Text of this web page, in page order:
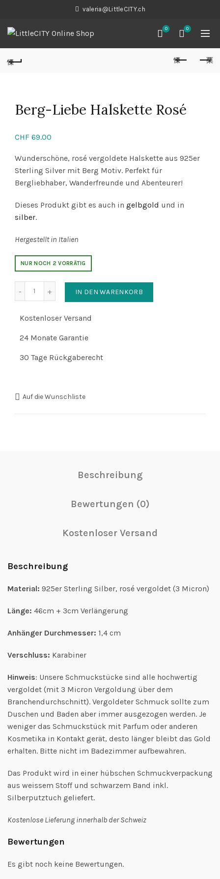
valeria@LittleCITY.ch
0 0
Berg-Liebe Halskette Rosé
CHF 69.00
Wunderschöne, rosé vergoldete Halskette aus 925er
Sterling Silver mit Berg Motiv. Perfekt für
Bergliebhaber, Wanderfreunde und Abenteurer!
Dieses Produkt gibt es auch in gelbgold und in
silber.
Hergestellt in Italien
NUR NOCH 2 VORRÄTIG
IN DEN WARENKORB
Kostenloser Versand
24 Monate Garantie
30 Tage Rückgaberecht
Auf die Wunschliste
Beschreibung
Bewertungen (0)
Kostenloser Versand
Beschreibung
Material: 925er Sterling Silber, rosé vergoldet (3 Micron)
Länge: 46cm + 3cm Verlängerung
Anhänger Durchmesser: 1,4 cm
Verschluss: Karabiner
Hinweis: Unsere Schmuckstücke sind alle hochwertig
vergoldet (mit 3 Micron Vergoldung über dem
Branchendurchschnitt). Vergoldeter Schmuck sollte zum
Duschen und Baden aber immer ausgezogen werden. Je
weniger das Schmuckstück mit Parfum oder anderen
Kosmetika in Kontakt gerät, desto länger bleibt das Gold
erhalten. Bitte nicht im Badezimmer aufbewahren.
Das Produkt wird in einer hübschen Schmuckverpackung
aus weissem Stoff und schwarzem Band inkl.
Silberputztuch geliefert.
Kostenlose Lieferung innerhalb der Schweiz
Bewertungen
Es gibt noch keine Bewertungen.